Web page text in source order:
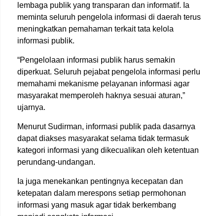
lembaga publik yang transparan dan informatif. Ia
meminta seluruh pengelola informasi di daerah terus
meningkatkan pemahaman terkait tata kelola
informasi publik.
“Pengelolaan informasi publik harus semakin
diperkuat. Seluruh pejabat pengelola informasi perlu
memahami mekanisme pelayanan informasi agar
masyarakat memperoleh haknya sesuai aturan,”
ujarnya.
Menurut Sudirman, informasi publik pada dasarnya
dapat diakses masyarakat selama tidak termasuk
kategori informasi yang dikecualikan oleh ketentuan
perundang-undangan.
Ia juga menekankan pentingnya kecepatan dan
ketepatan dalam merespons setiap permohonan
informasi yang masuk agar tidak berkembang